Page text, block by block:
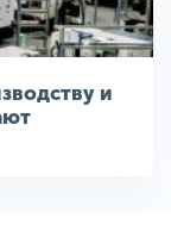
и